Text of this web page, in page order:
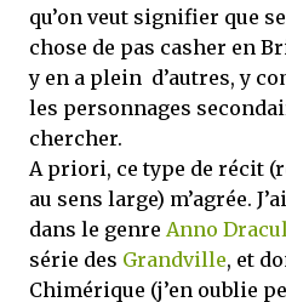
qu’on veut signifier que
chose de pas casher en
y en a plein d’autres, y
les personnages
chercher.
A priori, ce type de récit
au sens large) m’agrée.
dans le genre Anno
série des Grandville, et
Chimérique (j’en oublie